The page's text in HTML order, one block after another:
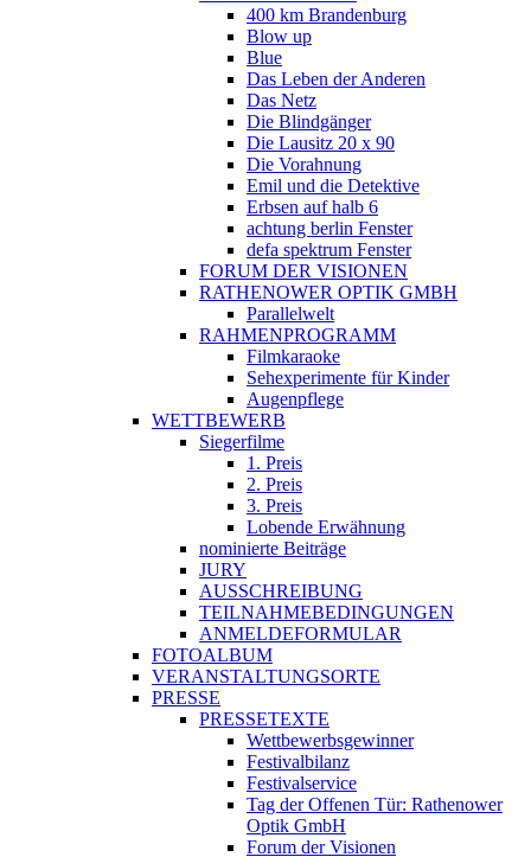
400 km Brandenburg
Blow up
Blue
Das Leben der Anderen
Das Netz
Die Blindgänger
Die Lausitz 20 x 90
Die Vorahnung
Emil und die Detektive
Erbsen auf halb 6
achtung berlin Fenster
defa spektrum Fenster
FORUM DER VISIONEN
RATHENOWER OPTIK GMBH
Parallelwelt
RAHMENPROGRAMM
Filmkaraoke
Sehexperimente für Kinder
Augenpflege
WETTBEWERB
Siegerfilme
1. Preis
2. Preis
3. Preis
Lobende Erwähnung
nominierte Beiträge
JURY
AUSSCHREIBUNG
TEILNAHMEBEDINGUNGEN
ANMELDEFORMULAR
FOTOALBUM
VERANSTALTUNGSORTE
PRESSE
PRESSETEXTE
Wettbewerbsgewinner
Festivalbilanz
Festivalservice
Tag der Offenen Tür: Rathenower
Optik GmbH
Forum der Visionen